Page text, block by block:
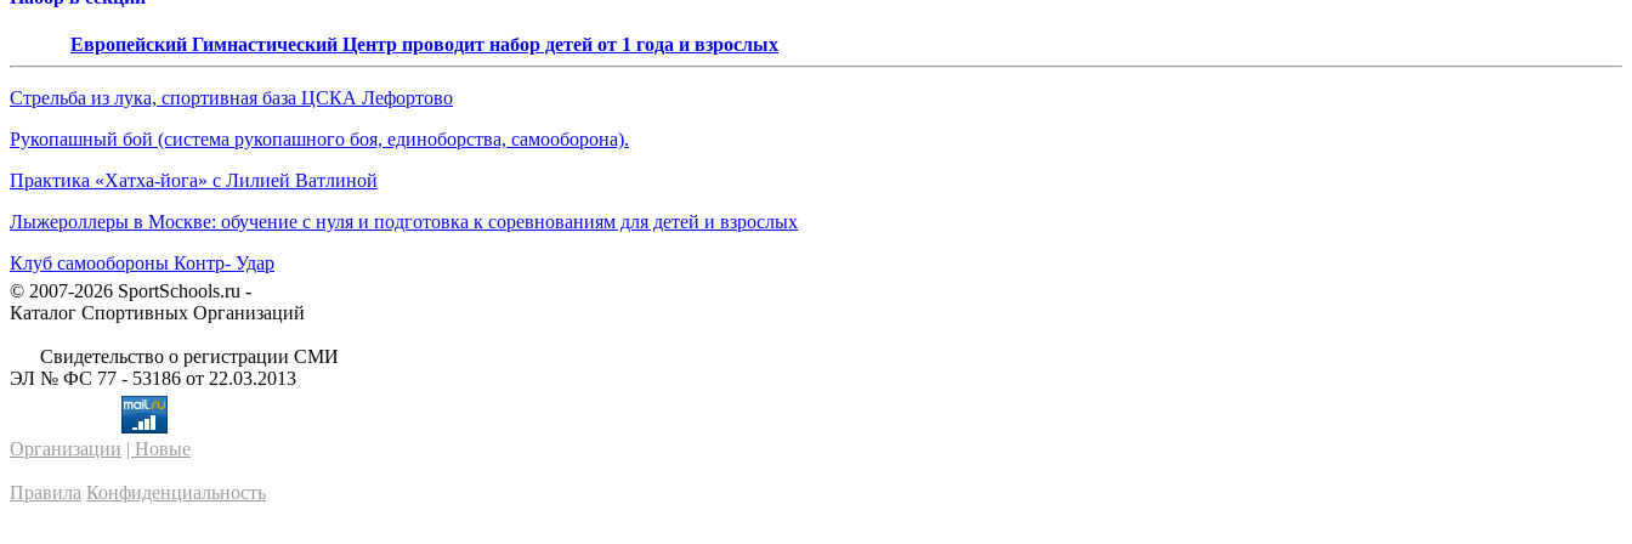
Европейский Гимнастический Центр проводит набор детей от 1 года и взрослых
Стрельба из лука, спортивная база ЦСКА Лефортово
Рукопашный бой (система рукопашного боя, единоборства, самооборона).
Практика «Хатха-йога» с Лилией Ватлиной
Лыжероллеры в Москве: обучение с нуля и подготовка к соревнованиям для детей и взрослых
Клуб самообороны Контр- Удар
© 2007-2026 SportSchools.ru -
Каталог Спортивных Организаций
Свидетельство о регистрации СМИ
ЭЛ № ФС 77 - 53186 от 22.03.2013
Организации | Новые
Правила Конфиденциальность